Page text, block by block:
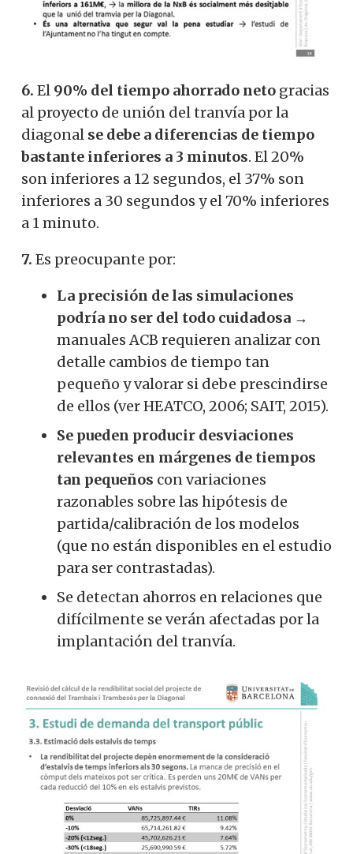
6. El 90% del tiempo ahorrado neto gracias
al proyecto de unión del tranvía por la
diagonal se debe a diferencias de tiempo
bastante inferiores a 3 minutos. El 20%
son inferiores a 12 segundos, el 37% son
inferiores a 30 segundos y el 70% inferiores
a 1 minuto.
7. Es preocupante por:
La precisión de las simulaciones
podría no ser del todo cuidadosa →
manuales ACB requieren analizar con
detalle cambios de tiempo tan
pequeño y valorar si debe prescindirse
de ellos (ver HEATCO, 2006; SAIT, 2015).
Se pueden producir desviaciones
relevantes en márgenes de tiempos
tan pequeños con variaciones
razonables sobre las hipótesis de
partida/calibración de los modelos
(que no están disponibles en el estudio
para ser contrastadas).
Se detectan ahorros en relaciones que
difícilmente se verán afectadas por la
implantación del tranvía.